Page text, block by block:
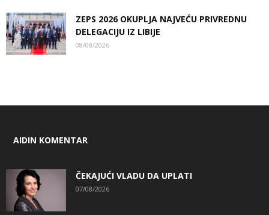
ZEPS 2026 OKUPLJA NAJVEĆU PRIVREDNU
DELEGACIJU IZ LIBIJE
08/08/2026
AIDIN KOMENTAR
ČEKAJUĆI VLADU DA UPLATI
07/08/2026